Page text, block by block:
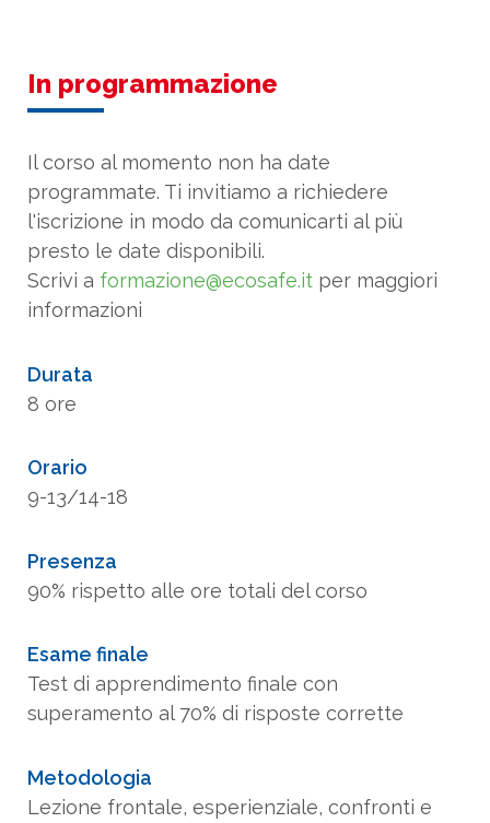
In programmazione
Il corso al momento non ha date
programmate. Ti invitiamo a richiedere
l'iscrizione in modo da comunicarti al più
presto le date disponibili.
Scrivi a formazione@ecosafe.it per maggiori
informazioni
Durata
8 ore
Orario
9-13/14-18
Presenza
90% rispetto alle ore totali del corso
Esame finale
Test di apprendimento finale con
superamento al 70% di risposte corrette
Metodologia
Lezione frontale, esperienziale, confronti e